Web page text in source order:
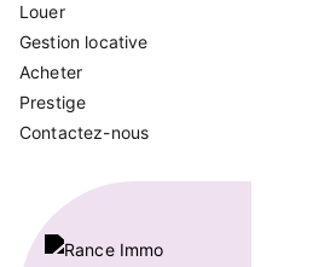
Louer
Gestion locative
Acheter
Prestige
Contactez-nous